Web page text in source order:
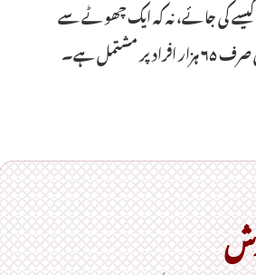
کی جائے، نہ کہ ایک چھوٹے سے
ہے۔